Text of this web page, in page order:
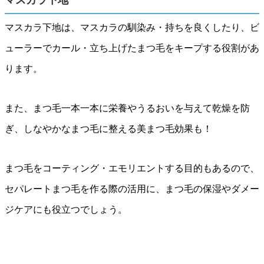
マスカラ下地は、マスカラの馴染み・持ちを良くしたり、ビ
ューラーでカール・立ち上げたまつ毛をキープする役割があ
ります。
また、まつ毛一本一本に栄養やうるおいを与えて乾燥を防
ぎ、しなやかなまつ毛に整える美まつ毛効果も！
まつ毛をコーティング・エモリエントする目的もあるので、
セパレートまつ毛を作る際の活用に、まつ毛の保湿やダメー
ジケアにも役立つでしょう。